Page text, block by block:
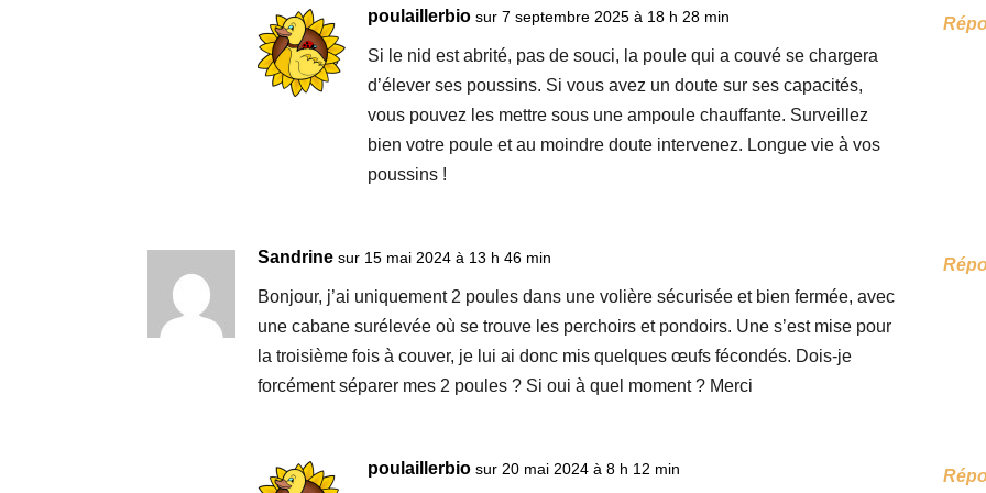
poulaillerbio sur 7 septembre 2025 à 18 h 28 min
Si le nid est abrité, pas de souci, la poule qui a couvé se chargera
d’élever ses poussins. Si vous avez un doute sur ses capacités,
vous pouvez les mettre sous une ampoule chauffante. Surveillez
bien votre poule et au moindre doute intervenez. Longue vie à vos
poussins !​​
Sandrine sur 15 mai 2024 à 13 h 46 min
Bonjour, j’ai uniquement 2 poules dans une volière sécurisée et bien fermée, avec
une cabane surélevée où se trouve les perchoirs et pondoirs. Une s’est mise pour
la troisième fois à couver, je lui ai donc mis quelques œufs fécondés. Dois-je
forcément séparer mes 2 poules ? Si oui à quel moment ? Merci
poulaillerbio sur 20 mai 2024 à 8 h 12 min